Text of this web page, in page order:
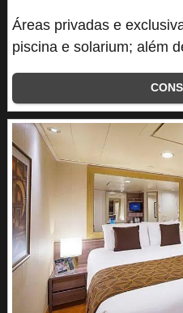
Áreas privadas e
piscina e solarium; além